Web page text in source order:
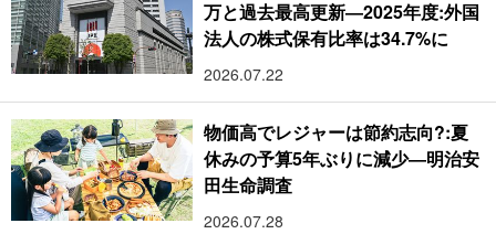
万と過去最高更新―2025年度:外国
法人の株式保有比率は34.7%に
2026.07.22
物価高でレジャーは節約志向?:夏
休みの予算5年ぶりに減少―明治安
田生命調査
2026.07.28